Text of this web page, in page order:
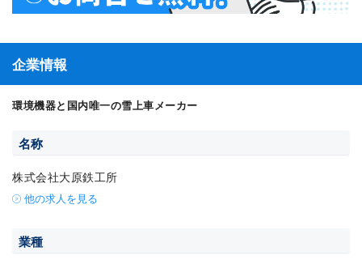
企業情報
環境機器と国内唯一の雪上車メーカー
名称
株式会社大原鉄工所
他の求人を見る
業種